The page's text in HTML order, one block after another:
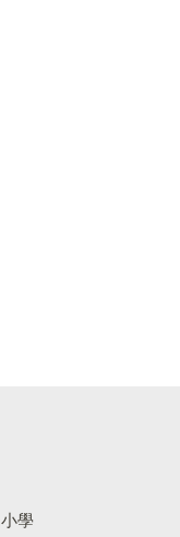
學